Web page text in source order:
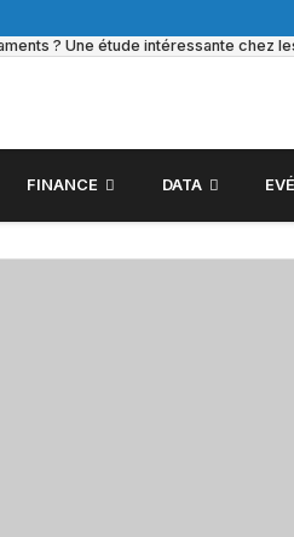
? Une étude intéressante chez
FINANCE DATA